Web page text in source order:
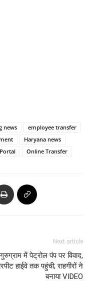
news
employee transfer
Haryana news
Online Transfer
Next article
गुरुग्राम में पेट्रोल पंप पर विवाद,
हाईवे तक पहुंची; राहगीरों ने
बनाया VIDEO